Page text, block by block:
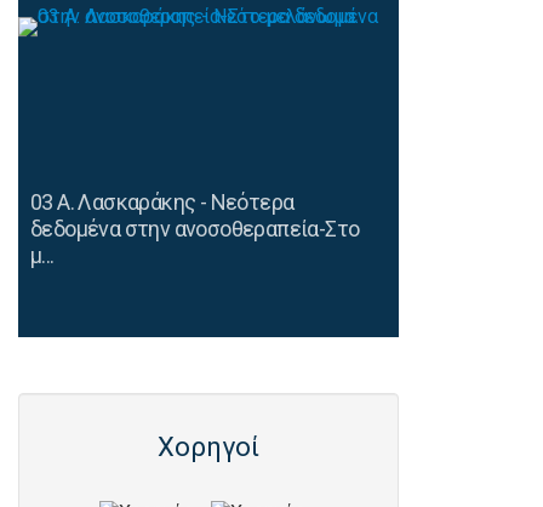
03 Α. Λασκαράκης - Νεότερα
δεδομένα στην ανοσοθεραπεία-Στο
μ...
Χορηγοί